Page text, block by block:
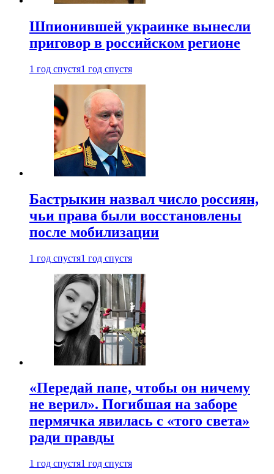
Шпионившей украинке вынесли
приговор в российском регионе
1 год спустя1 год спустя
Бастрыкин назвал число россиян,
чьи права были восстановлены
после мобилизации
1 год спустя1 год спустя
«Передай папе, чтобы он ничему
не верил». Погибшая на заборе
пермячка явилась с «того света»
ради правды
1 год спустя1 год спустя